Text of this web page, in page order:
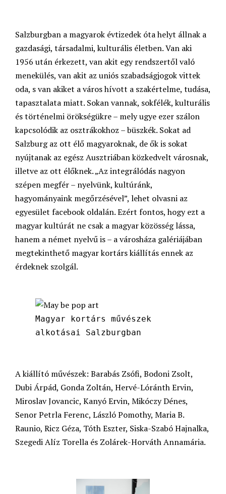
Salzburgban a magyarok évtizedek óta helyt állnak a
gazdasági, társadalmi, kulturális életben. Van aki
1956 után érkezett, van akit egy rendszertől való
menekülés, van akit az uniós szabadságjogok vittek
oda, s van akiket a város hívott a szakértelme, tudása,
tapasztalata miatt. Sokan vannak, sokfélék, kulturális
és történelmi örökségükre – mely ugye ezer szálon
kapcsolódik az osztrákokhoz – büszkék. Sokat ad
Salzburg az ott élő magyaroknak, de ők is sokat
nyújtanak az egész Ausztriában közkedvelt városnak,
illetve az ott élőknek. „Az integrálódás nagyon
szépen megfér – nyelvünk, kultúránk,
hagyományaink megőrzésével”, lehet olvasni az
egyesület facebook oldalán. Ezért fontos, hogy ezt a
magyar kultúrát ne csak a magyar közösség lássa,
hanem a német nyelvű is – a városháza galériájában
megtekinthető magyar kortárs kiállítás ennek az
érdeknek szolgál.
Magyar kortárs művészek
alkotásai Salzburgban
A kiállító művészek: Barabás Zsófi, Bodoni Zsolt,
Dubi Árpád, Gonda Zoltán, Hervé-Lóránth Ervin,
Miroslav Jovancic, Kanyó Ervin, Mikóczy Dénes,
Senor Petrla Ferenc, László Pomothy, Maria B.
Raunio, Ricz Géza, Tóth Eszter, Siska-Szabó Hajnalka,
Szegedi Alíz Torella és Zolárek-Horváth Annamária.